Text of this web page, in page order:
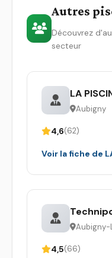
Autres
Découvrez
secteur
LA
Aubigny
4,6(62)
Voir la fiche de
Aubigny-
4,5(66)